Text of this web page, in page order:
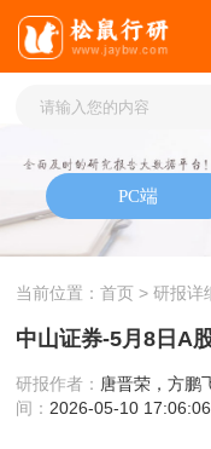
当前位置：首页 > 研报详
中山证券-5月8日A
研报作者： 唐晋荣，方鹏
间： 2026-05-10 17:06:06